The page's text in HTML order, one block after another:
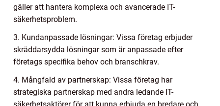
gäller att hantera komplexa och avancerade IT-
säkerhetsproblem.
3. Kundanpassade lösningar: Vissa företag erbjuder
skräddarsydda lösningar som är anpassade efter
företags specifika behov och branschkrav.
4. Mångfald av partnerskap: Vissa företag har
strategiska partnerskap med andra ledande IT-